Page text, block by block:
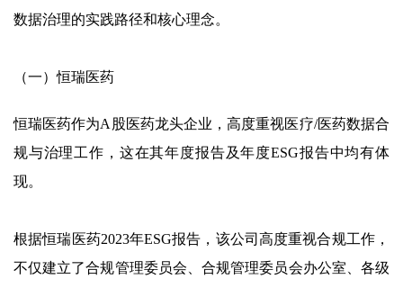
数据治理的实践路径和核心理念。
（一）恒瑞医药
恒瑞医药作为A股医药龙头企业，高度重视医疗/医药数据合
规与治理工作，这在其年度报告及年度ESG报告中均有体
现。
根据恒瑞医药2023年ESG报告，该公司高度重视合规工作，
不仅建立了合规管理委员会、合规管理委员会办公室、各级